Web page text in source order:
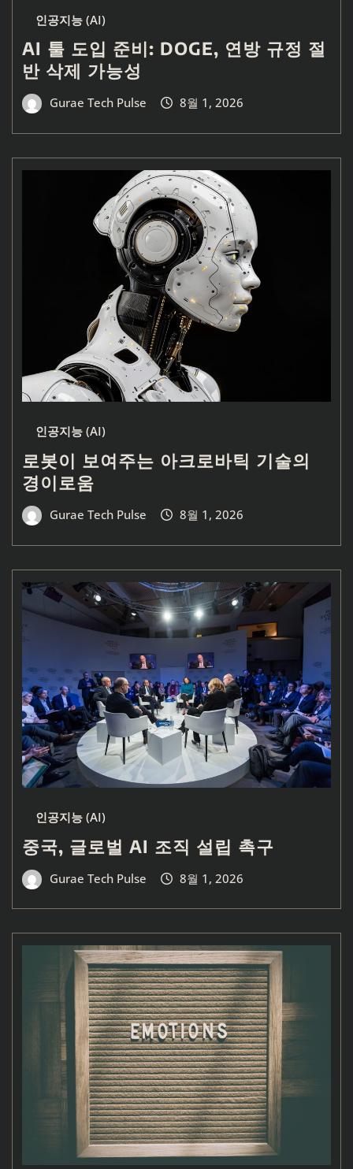
인공지능 (AI)
AI 툴 도입 준비: DOGE, 연방 규정 절
반 삭제 가능성
Gurae Tech Pulse 8월 1, 2026
인공지능 (AI)
로봇이 보여주는 아크로바틱 기술의
경이로움
Gurae Tech Pulse 8월 1, 2026
인공지능 (AI)
중국, 글로벌 AI 조직 설립 촉구
Gurae Tech Pulse 8월 1, 2026